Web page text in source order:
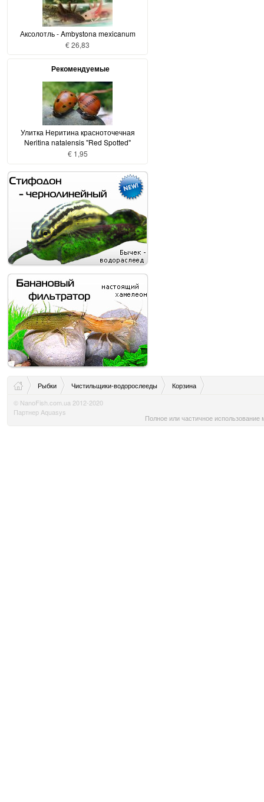
Аксолотль - Ambystona mexicanum
€ 26,83
Рекомендуемые
Улитка Неритина красноточечная
Neritina natalensis "Red Spotted"
€ 1,95
Рыбки Чистильщики-водорослееды
Корзина
© NanoFish.com.ua 2012-2020
Партнер Aquasys
Полное или частичное